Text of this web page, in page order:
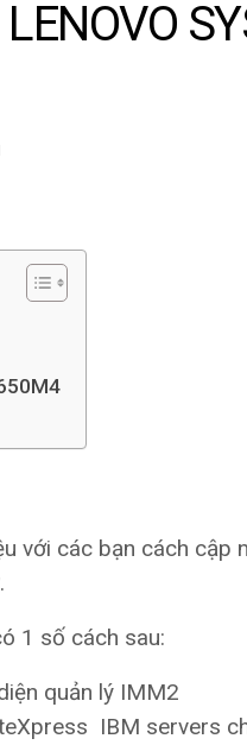
với các bạn cách
1 số cách sau:
quản lý IMM2
IBM servers